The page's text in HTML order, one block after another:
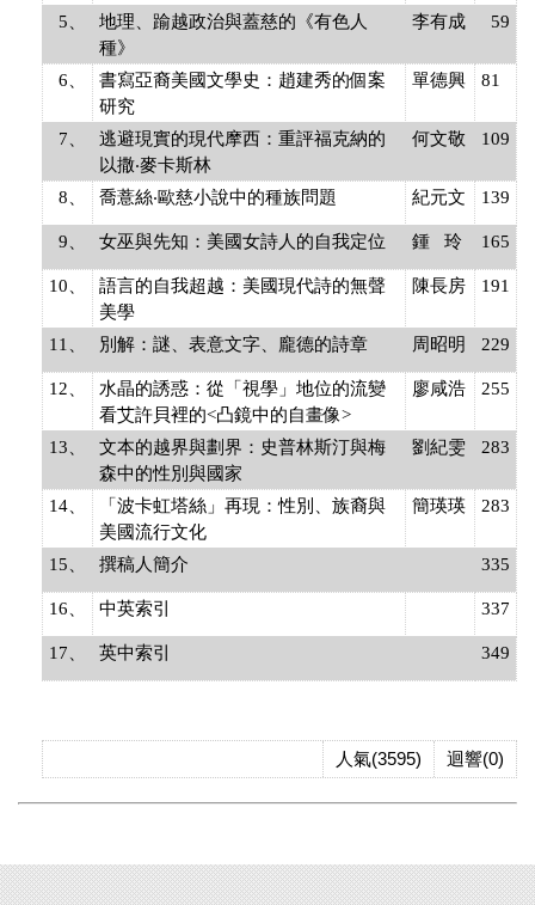
5、
地理、踰越政治與蓋慈的《有色人
種》
李有成 59
6、
書寫亞裔美國文學史：趙建秀的個案
研究
單德興 81
7、
逃避現實的現代摩西：重評福克納的
以撒‧麥卡斯林
何文敬 109
8、 喬薏絲‧歐慈小說中的種族問題 紀元文 139
9、 女巫與先知：美國女詩人的自我定位 鍾 玲 165
10、
語言的自我超越：美國現代詩的無聲
美學
陳長房 191
11、 別解：謎、表意文字、龐德的詩章 周昭明 229
12、
水晶的誘惑：從「視學」地位的流變
看艾許貝裡的<凸鏡中的自畫像>
廖咸浩 255
13、
文本的越界與劃界：史普林斯汀與梅
森中的性別與國家
劉紀雯 283
14、
「波卡虹塔絲」再現：性別、族裔與
美國流行文化
簡瑛瑛 283
15、 撰稿人簡介 335
16、 中英索引 337
17、 英中索引 349
迴響(0)
人氣(3595)